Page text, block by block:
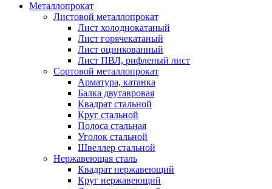
Металлопрокат
Листовой металлопрокат
Лист холоднокатаный
Лист горячекатаный
Лист оцинкованный
Лист ПВЛ, рифленый лист
Сортовой металлопрокат
Арматура, катанка
Балка двутавровая
Квадрат стальной
Круг стальной
Полоса стальная
Уголок стальной
Швеллер стальной
Нержавеющая сталь
Квадрат нержавеющий
Круг нержавеющий